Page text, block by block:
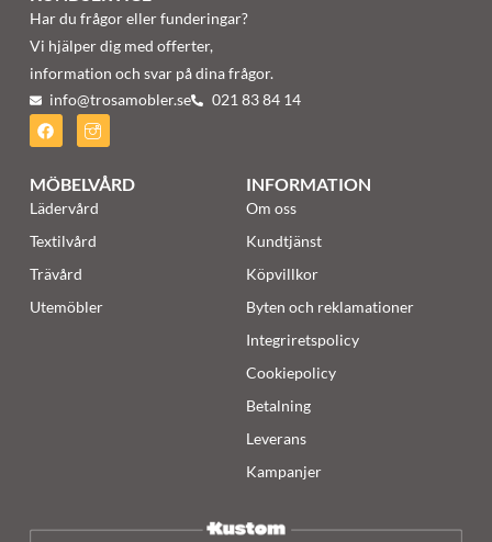
Har du frågor eller funderingar?
Vi hjälper dig med offerter,
information och svar på dina frågor.
info@trosamobler.se 021 83 84 14
MÖBELVÅRD
Lädervård
Textilvård
Trävård
Utemöbler
INFORMATION
Om oss
Kundtjänst
Köpvillkor
Byten och reklamationer
Integriretspolicy
Cookiepolicy
Betalning
Leverans
Kampanjer